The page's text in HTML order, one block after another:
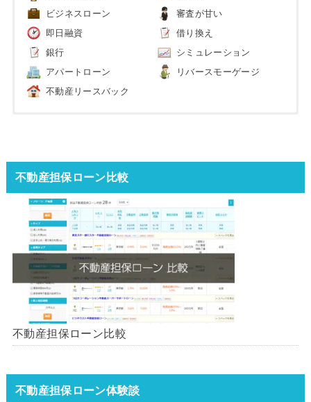
ビジネスローン 審査が甘い
即日融資 借り換え
銀行 シミュレーション
アパートローン リバースモーゲージ
不動産リースバック
不動産担保ローン比較
不動産担保ローン比較
不動産担保ローン体験談